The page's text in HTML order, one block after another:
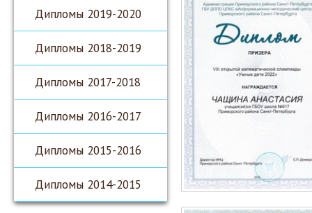
Дипломы 2019-2020
Дипломы 2018-2019
Дипломы 2017-2018
Дипломы 2016-2017
Дипломы 2015-2016
Дипломы 2014-2015